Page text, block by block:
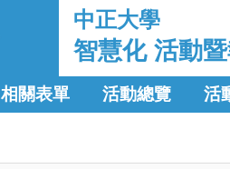
中正大學
智慧化 活動
相關表單 活動總覽 活